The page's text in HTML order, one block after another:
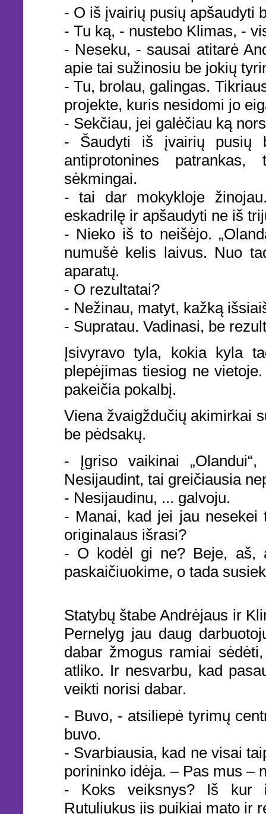
- O iš įvairių pusių apšaudyti
- Tu ką, - nustebo Klimas, -
- Neseku, - sausai atitarė
apie tai sužinosiu be jokių
- Tu, brolau, galingas.
projekte, kuris nesidomi jo
- Sekčiau, jei galėčiau ką
- Šaudyti iš įvairių pusių
antiprotonines patrankas,
sėkmingai.
- tai dar mokykloje
eskadrilę ir apšaudyti ne iš
- Nieko iš to neišėjo.
numušė kelis laivus. Nuo
aparatų.
- O rezultatai?
- Nežinau, matyt, kažką
- Supratau. Vadinasi, be
Įsivyravo tyla, kokia kyla
plepėjimas tiesiog ne
pakeičia pokalbį.
Viena žvaigždučių akimirkai
be pėdsakų.
- Įgriso vaikinai
Nesijaudint, tai greičiausia
- Nesijaudinu, ... galvoju.
- Manai, kad jei jau nesekei
originalaus išrasi?
- O kodėl gi ne? Beje, aš,
paskaičiuokime, o tada
Statybų štabe Andrėjaus ir
Pernelyg jau daug
dabar žmogus ramiai
atliko. Ir nesvarbu, kad
veikti norisi dabar.
- Buvo, - atsiliepė tyrimų
buvo.
- Svarbiausia, kad ne visai
porininko idėja. – Pas mus –
- Koks veiksnys? Iš kur
Rutuliukus jis puikiai mato ir